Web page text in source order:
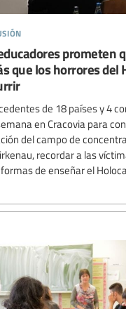
prometen
que los horrores del
de 18 países y 4
en Cracovia para
del campo de
recordar a las
de enseñar el